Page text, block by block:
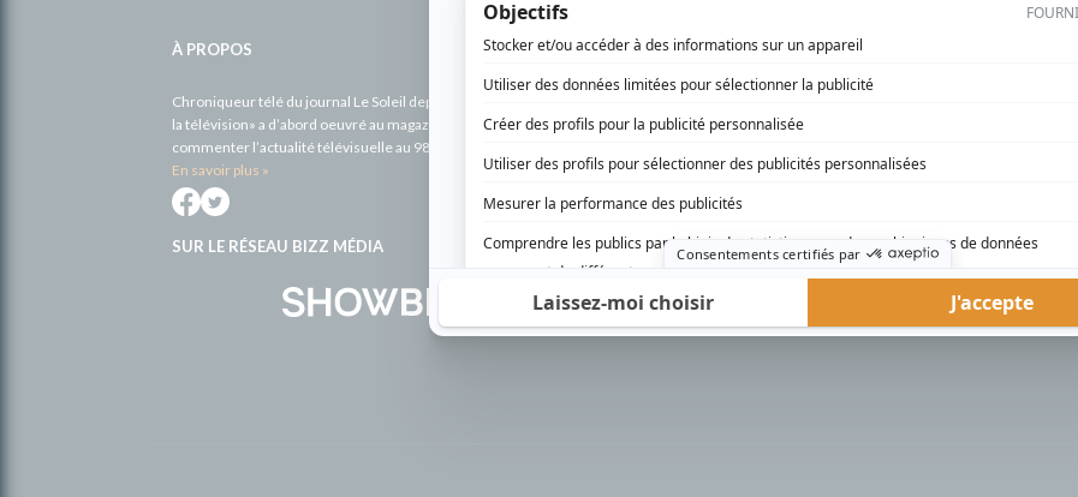
À PROPOS
Chroniqueur télé du journal Le Soleil depuis 2001, Richard Therrien carbure à son petit écran. Celui qu’on surnomme parfois «l’encyclopédie de
la télévision» a d’abord oeuvré au magazine TV Hebdo de 1996 à 2001. Sa spécialité: la télé québécoise. On peut l’entendre régulièrement
commenter l’actualité télévisuelle au 98,5.
En savoir plus »
SUR LE RÉSEAU BIZZ MÉDIA